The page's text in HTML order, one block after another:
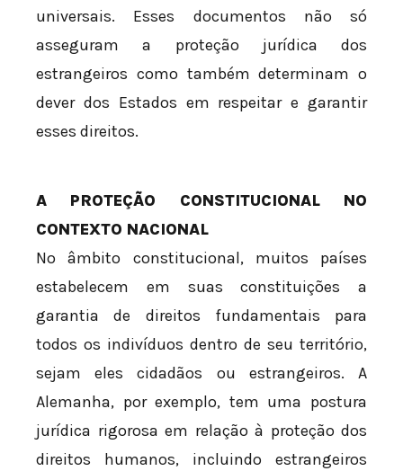
universais. Esses documentos não só
asseguram a proteção jurídica dos
estrangeiros como também determinam o
dever dos Estados em respeitar e garantir
esses direitos.
A PROTEÇÃO CONSTITUCIONAL NO
CONTEXTO NACIONAL
No âmbito constitucional, muitos países
estabelecem em suas constituições a
garantia de direitos fundamentais para
todos os indivíduos dentro de seu território,
sejam eles cidadãos ou estrangeiros. A
Alemanha, por exemplo, tem uma postura
jurídica rigorosa em relação à proteção dos
direitos humanos, incluindo estrangeiros